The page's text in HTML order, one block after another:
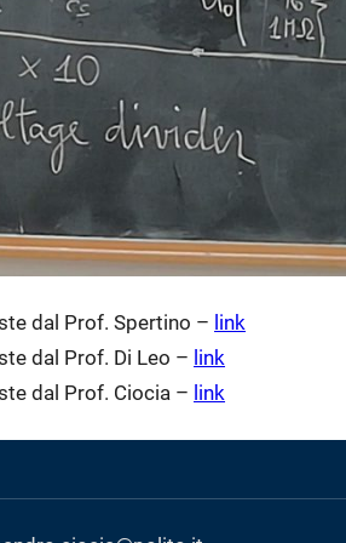
dal Prof. Spertino – link
dal Prof. Di Leo – link
dal Prof. Ciocia – link